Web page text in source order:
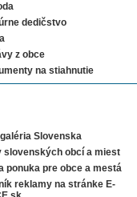
dedičstvo
z obce
na stiahnutie
Slovenska
slovenských obcí a miest
ponuka pre obce a mestá
reklamy na stránke E-